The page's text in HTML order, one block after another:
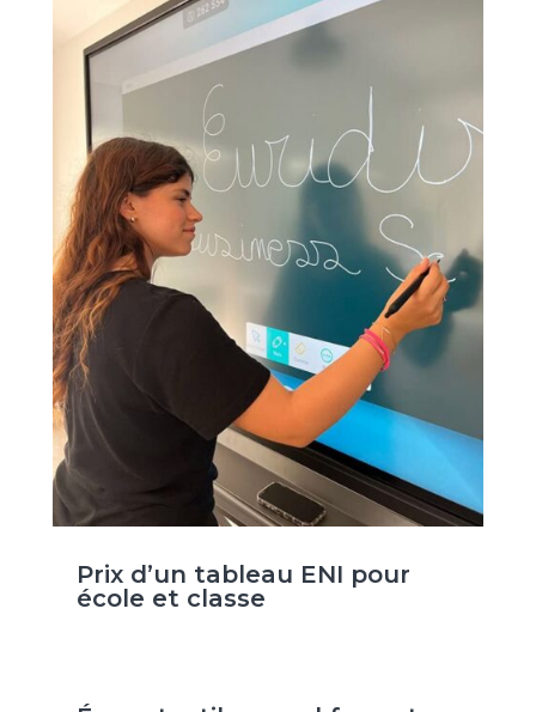
Prix d’un tableau ENI pour
école et classe